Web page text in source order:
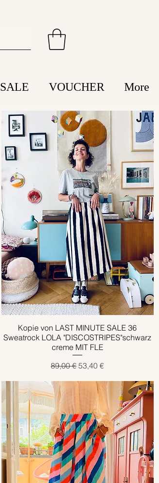
SALE VOUCHER More
Schnellansicht
Kopie von LAST MINUTE SALE 36
Sweatrock LOLA "DISCOSTRIPES"schwarz
creme MIT FLE
Standardpreis
89,00 €Sale-Preis
53,40 €